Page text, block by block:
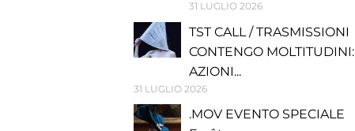
31 LUGLIO 2026
TST CALL / TRASMISSIONI
CONTENGO MOLTITUDINI:
AZIONI...
31 LUGLIO 2026
.MOV EVENTO SPECIALE